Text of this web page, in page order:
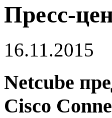
Пресс-
16.11.2015
Netcube
Cisco